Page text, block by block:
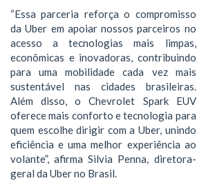
“Essa parceria reforça o compromisso
da Uber em apoiar nossos parceiros no
acesso a tecnologias mais limpas,
econômicas e inovadoras, contribuindo
para uma mobilidade cada vez mais
sustentável nas cidades brasileiras.
Além disso, o Chevrolet Spark EUV
oferece mais conforto e tecnologia para
quem escolhe dirigir com a Uber, unindo
eficiência e uma melhor experiência ao
volante”, afirma Silvia Penna, diretora-
geral da Uber no Brasil.